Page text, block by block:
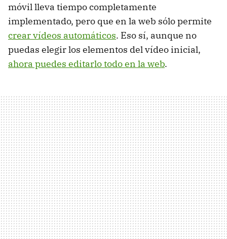
móvil lleva tiempo completamente
implementado, pero que en la web sólo permite
crear vídeos automáticos. Eso sí, aunque no
puedas elegir los elementos del vídeo inicial,
ahora puedes editarlo todo en la web.